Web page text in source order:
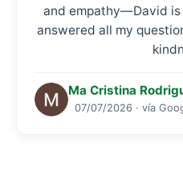
and empathy—David is
answered all my
Ma Cristina
07/07/2026 · vía